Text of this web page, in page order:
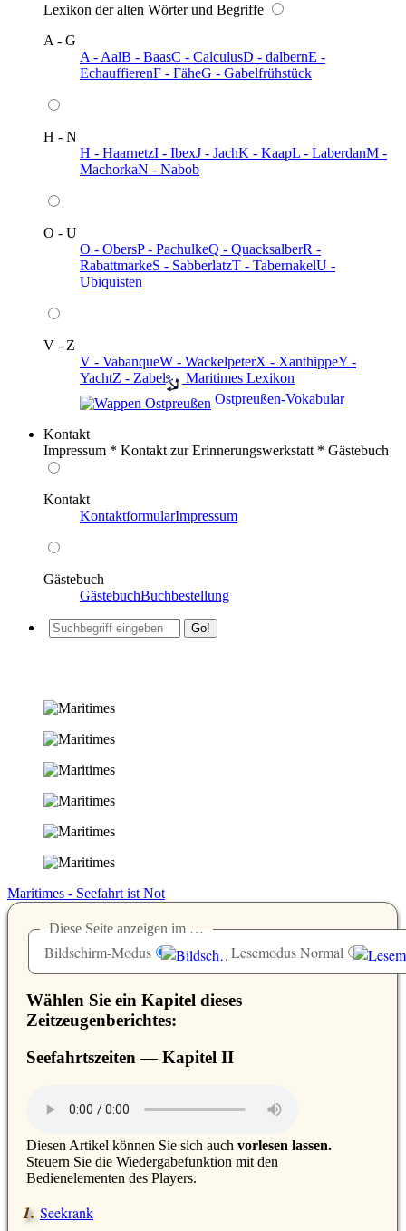
Lexikon der alten Wörter und Begriffe
A - G
A - AalB - BaasC - CalculusD - dalbernE -
EchauffierenF - FäheG - Gabelfrühstück
H - N
H - HaarnetzI - IbexJ - JachK - KaapL - LaberdanM -
MachorkaN - Nabob
O - U
O - ObersP - PachulkeQ - QuacksalberR -
RabattmarkeS - SabberlatzT - TabernakelU -
Ubiquisten
V - Z
V - VabanqueW - WackelpeterX - XanthippeY -
YachtZ - Zabel
️ Maritimes Lexikon
️ Ostpreußen-Vokabular
Kontakt
Impressum * Kontakt zur Erinnerungswerkstatt * Gästebuch
Kontakt
KontaktformularImpressum
Gästebuch
GästebuchBuchbestellung
Maritimes - Seefahrt ist Not
Diese Seite anzeigen im …
Bildschirm-Modus Lesemodus Normal
Wählen Sie ein Kapitel dieses
Zeitzeugenberichtes:
Seefahrtszeiten — Kapitel II
Diesen Artikel können Sie sich auch vorlesen lassen.
Steuern Sie die Wiedergabefunktion mit den
Bedienelementen des Players.
Seekrank